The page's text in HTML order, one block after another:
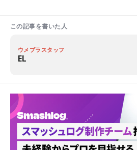
この記事を書いた人
ウメブラスタッフ
EL